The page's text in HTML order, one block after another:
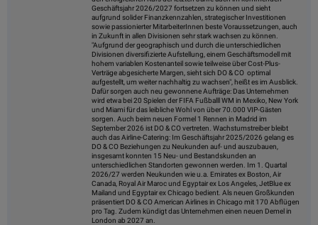
Geschäftsjahr 2026/2027 fortsetzen zu können und sieht
aufgrund solider Finanzkennzahlen, strategischer Investitionen
sowie passionierter MitarbeiterInnen beste Voraussetzungen, auch
in Zukunft in allen Divisionen sehr stark wachsen zu können.
"Aufgrund der geographisch und durch die unterschiedlichen
Divisionen diversifizierte Aufstellung, einem Geschäftsmodell mit
hohem variablen Kostenanteil sowie teilweise über Cost-Plus-
Verträge abgesicherte Margen, sieht sich DO & CO optimal
aufgestellt, um weiter nachhaltig zu wachsen", heißt es im Ausblick.
Dafür sorgen auch neu gewonnene Aufträge: Das Unternehmen
wird etwa bei 20 Spielen der FIFA Fußballl WM in Mexiko, New York
und Miami für das leibliche Wohl von über 70.000 VIP-Gästen
sorgen. Auch beim neuen Formel 1 Rennen in Madrid im
September 2026 ist DO & CO vertreten. Wachstumstreiber bleibt
auch das Airline-Catering: Im Geschäftsjahr 2025/2026 gelang es
DO & CO Beziehungen zu Neukunden auf- und auszubauen,
insgesamt konnten 15 Neu- und Bestandskunden an
unterschiedlichen Standorten gewonnen werden. Im 1. Quartal
2026/27 werden Neukunden wie u.a. Emirates ex Boston, Air
Canada, Royal Air Maroc und Egyptair ex Los Angeles, JetBlue ex
Mailand und Egyptair ex Chicago bedient. Als neuen Großkunden
präsentiert DO & CO American Airlines in Chicago mit 170 Abflügen
pro Tag. Zudem kündigt das Unternehmen einen neuen Demel in
London ab 2027 an.